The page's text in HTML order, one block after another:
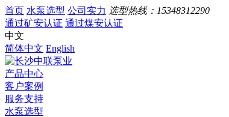
首页 水泵选型 公司实力 选型热线： 15348312290
通过矿安认证 通过煤安认证
中文
简体中文 English
产品中心
客户案例
服务支持
水泵选型